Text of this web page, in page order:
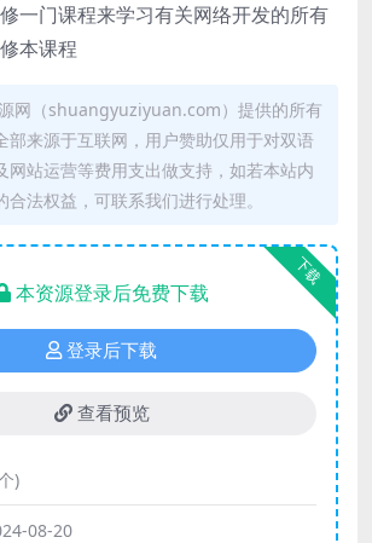
一门课程来学习有关网络开发的所有
本课程
网（shuangyuziyuan.com）提供的所有
部来源于互联网，用户赞助仅用于对双语
网站运营等费用支出做支持，如若本站内
法权益，可联系我们进行处理。
下载
本资源登录后免费下载
登录后下载
查看预览
)
08-20